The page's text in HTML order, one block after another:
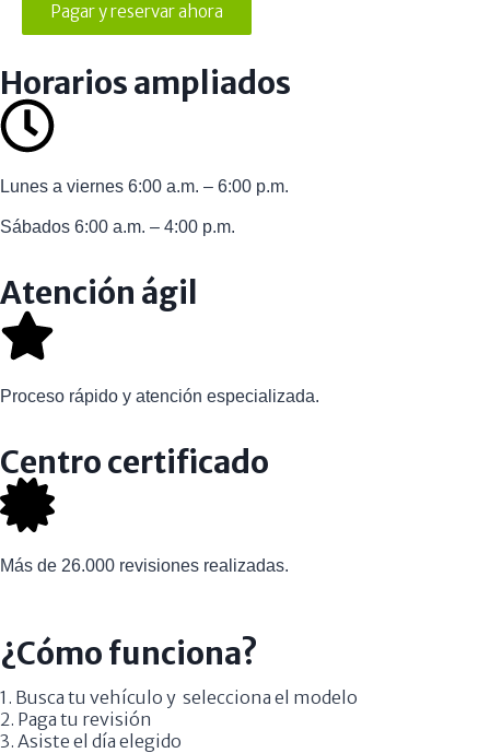
Pagar y reservar ahora
Horarios ampliados
Lunes a viernes 6:00 a.m. – 6:00 p.m.
Sábados 6:00 a.m. – 4:00 p.m.
Atención ágil
Proceso rápido y atención especializada.
Centro certificado
Más de 26.000 revisiones realizadas.
¿Cómo funciona?
1. Busca tu vehículo y selecciona el modelo
2. Paga tu revisión
3. Asiste el día elegido